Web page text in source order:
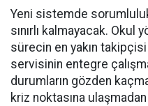
Yeni sistemde
sınırlı kalmayacak.
sürecin en yakın
servisinin entegre
durumların gözden
kriz noktasına